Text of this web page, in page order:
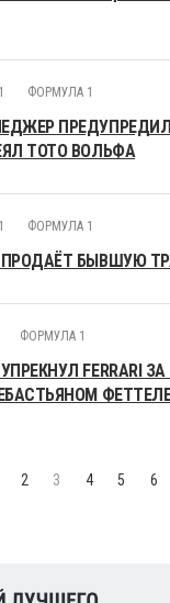
ФОРМУЛА 1
ТОТО ВОЛЬФА
ФОРМУЛА 1
БЫВШУЮ
ФОРМУЛА 1
FERRARI
2 3 4 5 6